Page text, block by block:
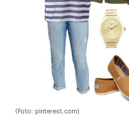
(Foto: pinterest.com)